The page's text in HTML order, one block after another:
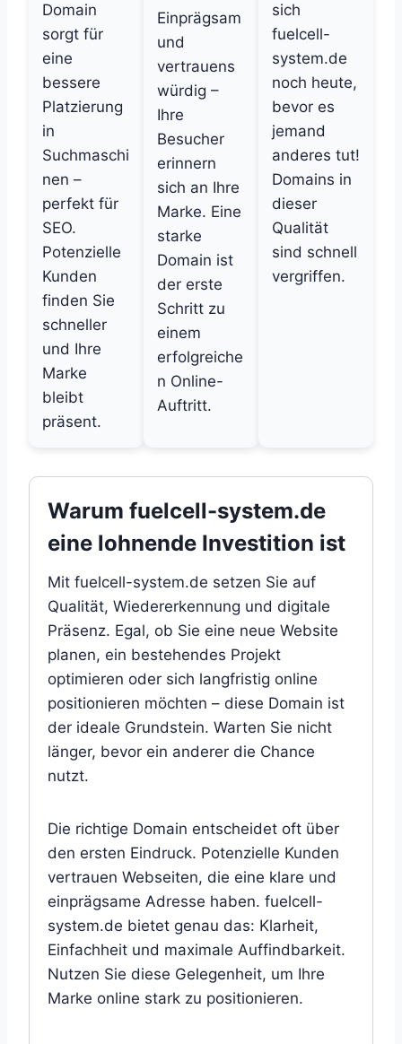
Domain
sorgt für
eine
bessere
Platzierung
in
Suchmaschi
nen –
perfekt für
SEO.
Potenzielle
Kunden
finden Sie
schneller
und Ihre
Marke
bleibt
präsent.
Einprägsam
und
vertrauens
würdig –
Ihre
Besucher
erinnern
sich an Ihre
Marke. Eine
starke
Domain ist
der erste
Schritt zu
einem
erfolgreiche
n Online-
Auftritt.
sich
fuelcell-
system.de
noch heute,
bevor es
jemand
anderes tut!
Domains in
dieser
Qualität
sind schnell
vergriffen.
Warum fuelcell-system.de
eine lohnende Investition ist
Mit fuelcell-system.de setzen Sie auf
Qualität, Wiedererkennung und digitale
Präsenz. Egal, ob Sie eine neue Website
planen, ein bestehendes Projekt
optimieren oder sich langfristig online
positionieren möchten – diese Domain ist
der ideale Grundstein. Warten Sie nicht
länger, bevor ein anderer die Chance
nutzt.
Die richtige Domain entscheidet oft über
den ersten Eindruck. Potenzielle Kunden
vertrauen Webseiten, die eine klare und
einprägsame Adresse haben. fuelcell-
system.de bietet genau das: Klarheit,
Einfachheit und maximale Auffindbarkeit.
Nutzen Sie diese Gelegenheit, um Ihre
Marke online stark zu positionieren.